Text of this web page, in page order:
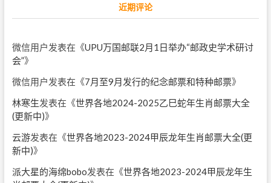
近期评论
微信用户发表在《UPU万国邮联2月1日举办“邮政史学术研讨
会”》
微信用户发表在《7月至9月发行的纪念邮票和特种邮票》
林寒生发表在《世界各地2024-2025乙巳蛇年生肖邮票大全
(更新中)》
云游发表在《世界各地2023-2024甲辰龙年生肖邮票大全(更
新中)》
派大星的海绵bobo发表在《世界各地2023-2024甲辰龙年生